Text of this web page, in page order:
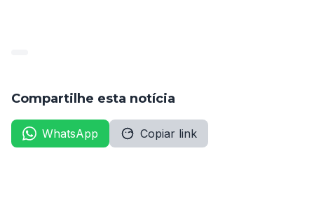
Compartilhe esta notícia
WhatsApp Copiar link